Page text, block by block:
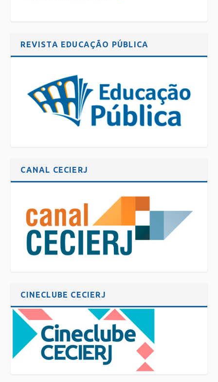
REVISTA EDUCAÇÃO PÚBLICA
CANAL CECIERJ
CINECLUBE CECIERJ